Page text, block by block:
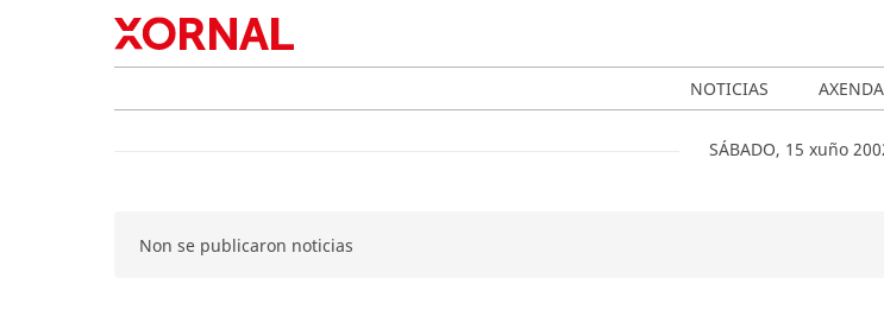
NOTICIAS AXENDA
SÁBADO, 15 xuño
Non se publicaron noticias